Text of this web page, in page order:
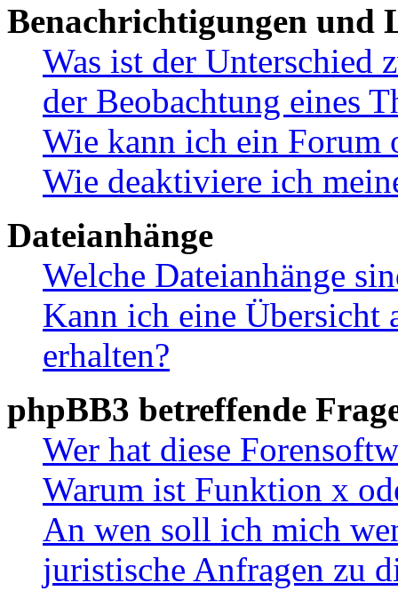
Benachrichtigungen und
Was ist der Unterschied
der Beobachtung eines
Wie kann ich ein Forum
Wie deaktiviere ich
Dateianhänge
Welche Dateianhänge
Kann ich eine Übersicht
erhalten?
phpBB3 betreffende
Wer hat diese
Warum ist Funktion x
An wen soll ich mich
juristische Anfragen zu